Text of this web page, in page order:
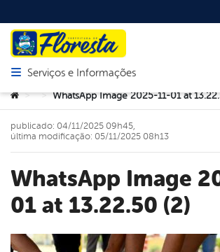
Abrir menu principal de navegação
Serviços e Informações
Você está aqui:
> > WhatsApp Image 2025-11-01 at
WhatsApp Image 2025-11-
01 at 13.22.50 (2)
publicado: 04/11/2025 09h45,
última modificação: 05/11/2025 08h13